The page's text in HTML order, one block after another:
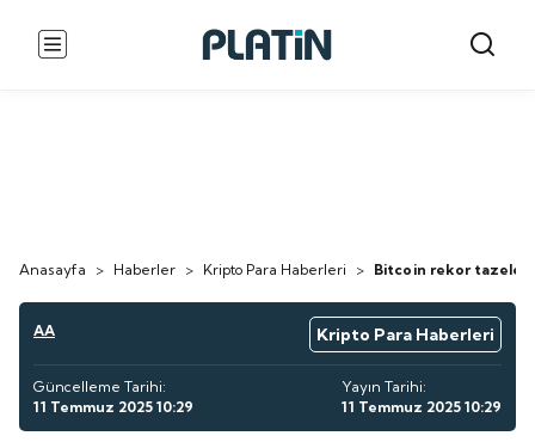
Anasayfa > Haberler > Kripto Para Haberleri > Bitcoin rekor tazeledi
AA Kripto Para Haberleri
Güncelleme Tarihi:
11 Temmuz 2025 10:29
Yayın Tarihi:
11 Temmuz 2025 10:29